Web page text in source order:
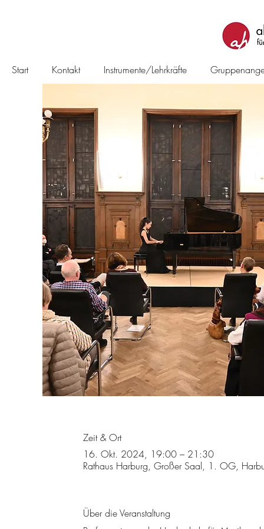
Start Kontakt Instrumente/Lehrkräfte
Zeit & Ort
16. Okt. 2024, 19:00 – 21:30
Rathaus Harburg, Großer Saal, 1. OG,
Über die Veranstaltung